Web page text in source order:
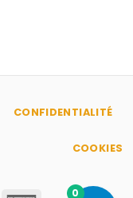
CONFIDENTIALITÉ
COOKIES
0